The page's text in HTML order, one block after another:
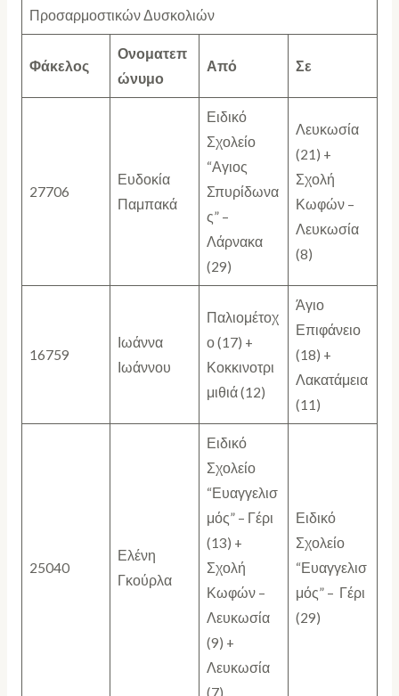
Προσαρμοστικών Δυσκολιών
Φάκελος
Ονοματεπ
ώνυμο
Από Σε
27706
Ευδοκία
Παμπακά
Ειδικό
Σχολείο
“Αγιος
Σπυρίδωνα
ς” –
Λάρνακα
(29)
Λευκωσία
(21) +
Σχολή
Κωφών –
Λευκωσία
(8)
16759
Ιωάννα
Ιωάννου
Παλιομέτοχ
ο (17) +
Κοκκινοτρι
μιθιά (12)
Άγιο
Επιφάνειο
(18) +
Λακατάμεια
(11)
25040
Ελένη
Γκούρλα
Ειδικό
Σχολείο
“Ευαγγελισ
μός” – Γέρι
(13) +
Σχολή
Κωφών –
Λευκωσία
(9) +
Λευκωσία
Ειδικό
Σχολείο
“Ευαγγελισ
μός” – Γέρι
(29)